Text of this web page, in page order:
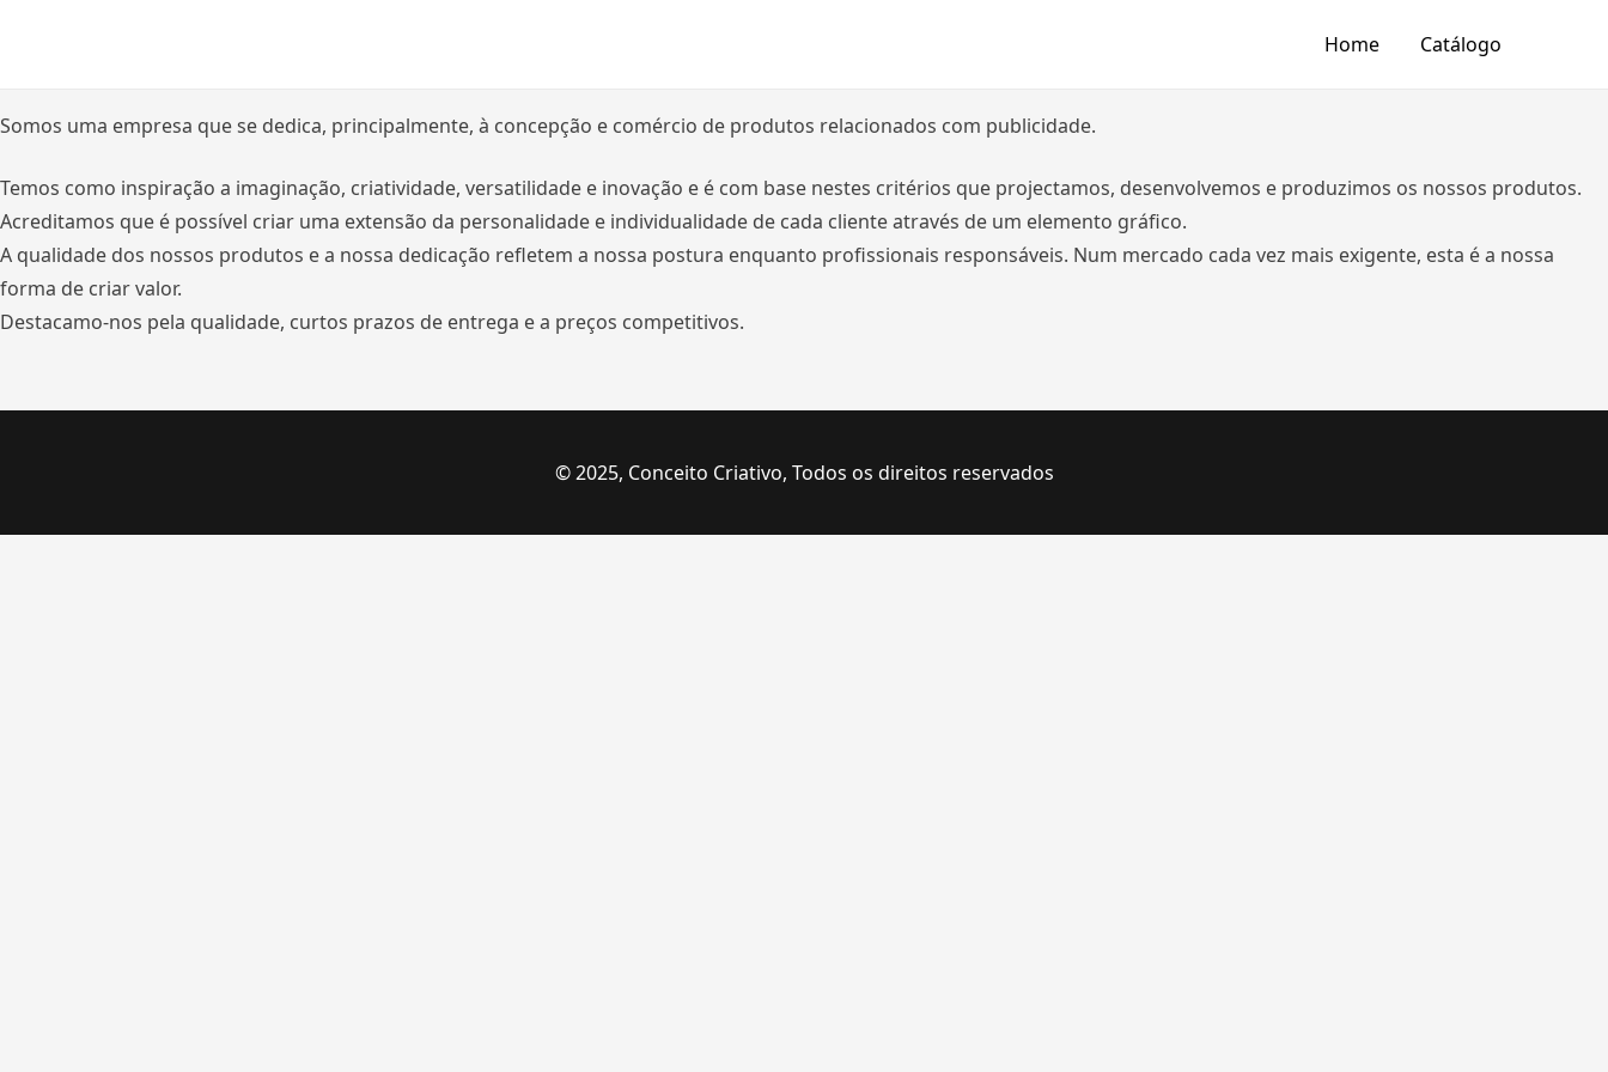
Home Catálogo
Somos uma empresa que se dedica, principalmente, à concepção e comércio de produtos relacionados com publicidade.
Temos como inspiração a imaginação, criatividade, versatilidade e inovação e é com base nestes critérios que projectamos, desenvolvemos e produzimos os nossos produtos.
Acreditamos que é possível criar uma extensão da personalidade e individualidade de cada cliente através de um elemento gráfico.
A qualidade dos nossos produtos e a nossa dedicação refletem a nossa postura enquanto profissionais responsáveis. Num mercado cada vez mais exigente, esta é a nossa
forma de criar valor.
Destacamo-nos pela qualidade, curtos prazos de entrega e a preços competitivos.
© 2025, Conceito Criativo, Todos os direitos reservados